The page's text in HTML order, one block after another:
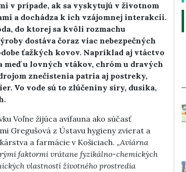
v prípade, ak sa vyskytujú v životnom
a dochádza k ich vzájomnej interakcii.
do ktorej sa kvôli rozmachu
dostáva čoraz viac nebezpečných
ťažkých kovov. Napríklad aj vtáctvo
meď u lovných vtákov, chróm u dravých
znečistenia patria aj postreky,
Vo vode sú to zlúčeniny síry, dusíka,
Voľne žijúca avifauna ako súčasť
Gregušová z Ústavu hygieny zvierat a
a farmácie v Košiciach. „Aviárna
faktormi vrátane fyzikálno-chemických
vlastností životného prostredia